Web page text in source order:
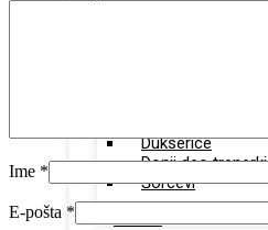
Dukserice
Donji deo trenerki
Šorcevi
Prsluci
Ime *
E-pošta *